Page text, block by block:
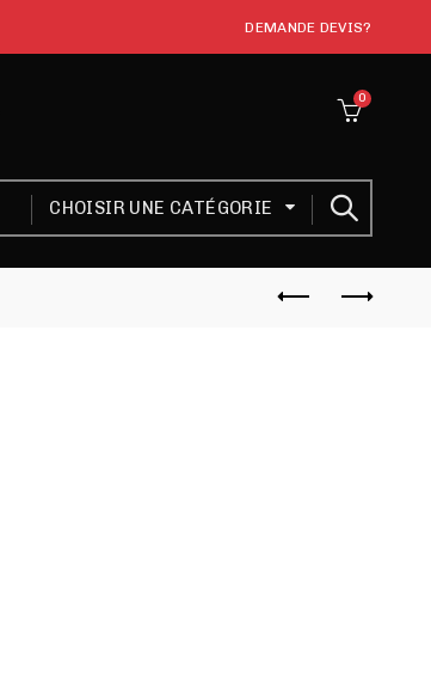
DEMANDE DEVIS?
0
CHOISIR UNE CATÉGORIE